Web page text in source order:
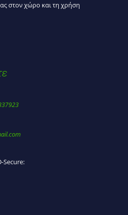
στον χώρο και τη χρήση
Secure: